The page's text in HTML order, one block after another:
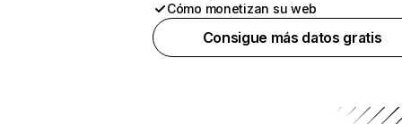
Cómo monetizan su web
Consigue más datos gratis